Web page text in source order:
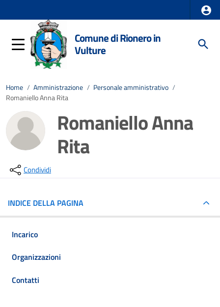
Comune di Rionero in
Vulture
Home / Amministrazione / Personale amministrativo /
Romaniello Anna Rita
Romaniello Anna
Rita
Condividi
INDICE DELLA PAGINA
Incarico
Organizzazioni
Contatti